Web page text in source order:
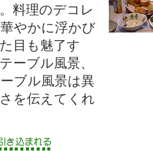
料理のデコレ
やかに浮かび
目も魅了す
ーブル風景、
ブル風景は異
を伝えてくれ